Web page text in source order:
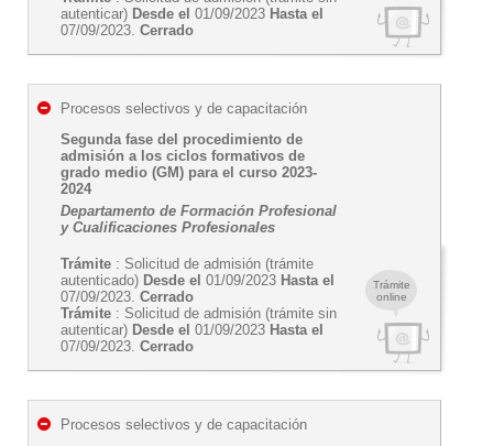
autenticar) Desde el 01/09/2023 Hasta el
07/09/2023. Cerrado
Trámite
online
Procesos selectivos y de capacitación
Segunda fase del procedimiento de
admisión a los ciclos formativos de
grado medio (GM) para el curso 2023-
2024
Departamento de Formación Profesional
y Cualificaciones Profesionales
Trámite : Solicitud de admisión (trámite
autenticado) Desde el 01/09/2023 Hasta el
07/09/2023. Cerrado
Trámite : Solicitud de admisión (trámite sin
autenticar) Desde el 01/09/2023 Hasta el
07/09/2023. Cerrado
Procesos selectivos y de capacitación